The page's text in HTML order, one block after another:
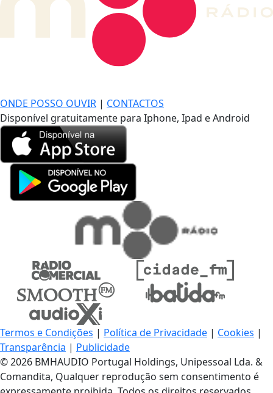
ONDE POSSO OUVIR | CONTACTOS
Disponível gratuitamente para Iphone, Ipad e Android
Termos e Condições | Política de Privacidade | Cookies |
Transparência | Publicidade
© 2026 BMHAUDIO Portugal Holdings, Unipessoal Lda. &
Comandita, Qualquer reprodução sem consentimento é